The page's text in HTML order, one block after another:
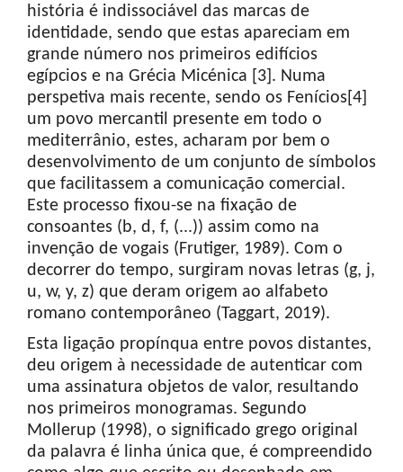
história é indissociável das marcas de
identidade, sendo que estas apareciam em
grande número nos primeiros edifícios
egípcios e na Grécia Micénica [3]. Numa
perspetiva mais recente, sendo os Fenícios[4]
um povo mercantil presente em todo o
mediterrânio, estes, acharam por bem o
desenvolvimento de um conjunto de símbolos
que facilitassem a comunicação comercial.
Este processo fixou-se na fixação de
consoantes (b, d, f, (...)) assim como na
invenção de vogais (Frutiger, 1989). Com o
decorrer do tempo, surgiram novas letras (g, j,
u, w, y, z) que deram origem ao alfabeto
romano contemporâneo (Taggart, 2019).
Esta ligação propínqua entre povos distantes,
deu origem à necessidade de autenticar com
uma assinatura objetos de valor, resultando
nos primeiros monogramas. Segundo
Mollerup (1998), o significado grego original
da palavra é linha única que, é compreendido